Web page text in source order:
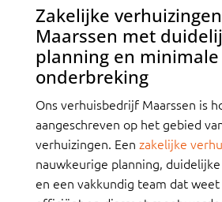
Zakelijke
Maarssen met
planning en minimale
onderbreking
Ons verhuisbedrijf Maarssen is
aangeschreven op het gebied
verhuizingen. Een zakelijke
nauwkeurige planning,
en een vakkundig team dat